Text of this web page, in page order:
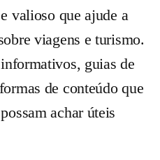
valioso que ajude a
viagens e turismo.
guias de
de conteúdo que
achar úteis